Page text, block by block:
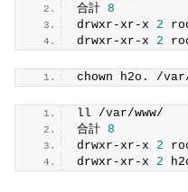
合計 8
drwxr-xr-x 2
drwxr-xr-x 2
chown h2o. /
ll /var/www/
合計 8
drwxr-xr-x 2
drwxr-xr-x 2